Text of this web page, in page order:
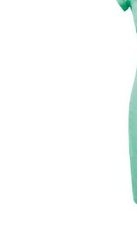
Fiets